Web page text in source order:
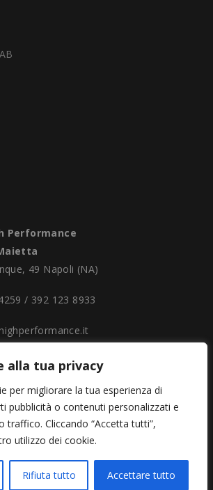
alla tua privacy
per migliorare la tua esperienza di
pubblicità o contenuti personalizzati e
traffico. Cliccando “Accetta tutti”,
utilizzo dei cookie.
Rifiuta tutto Accettare tutto
Performance
49 Napoli (NA)
/ 392 123 8933
6.00 - 22.30
© Tutti i diritti sono riservati 2026
Developed byOmegasus Connect